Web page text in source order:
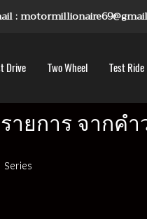
:
Drive Two Wheel Test Ride
ยการ จากคำว่า